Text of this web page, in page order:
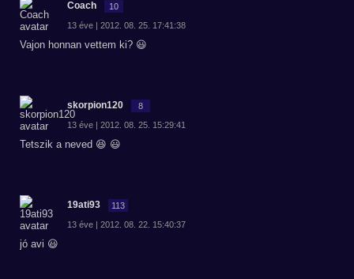
Coach 10
13 éve | 2012. 08. 25. 17:41:38
Vajon honnan vettem ki? 😃
skorpion120 8
13 éve | 2012. 08. 25. 15:29:41
Tetszik a neved 😆 😃
19ati93 113
13 éve | 2012. 08. 22. 15:40:37
jó avi 😃